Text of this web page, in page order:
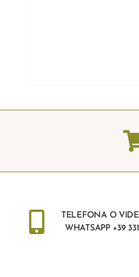
TELEFONA O
WHATSAPP +39